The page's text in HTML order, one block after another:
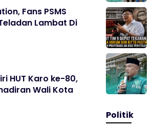
Fans PSMS
Lambat Di
HUT Karo ke-80,
Wali Kota
Politik